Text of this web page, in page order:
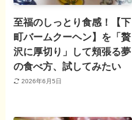
至福のしっとり食感！【下
町バームクーヘン】を「贅
沢に厚切り」して頬張る夢
の食べ方、試してみたい
2026年6月5日